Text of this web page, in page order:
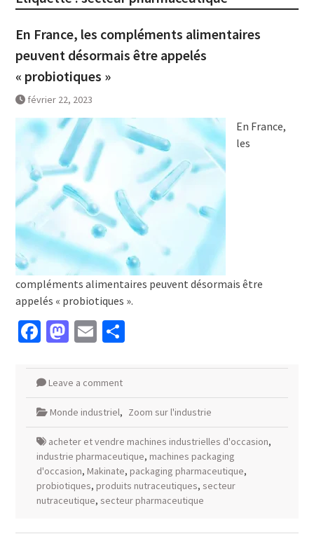
En France, les compléments alimentaires
peuvent désormais être appelés
« probiotiques »
février 22, 2023
En France,
les
compléments alimentaires peuvent désormais être
appelés « probiotiques ».
Facebook
Mastodon
EmailPartager
Leave a comment
Monde industriel, Zoom sur l'industrie
acheter et vendre machines industrielles d'occasion,
industrie pharmaceutique, machines packaging
d'occasion, Makinate, packaging pharmaceutique,
probiotiques, produits nutraceutiques, secteur
nutraceutique, secteur pharmaceutique